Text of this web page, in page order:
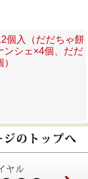
個入（だだちゃ餅
ンシェ×4個、だだ